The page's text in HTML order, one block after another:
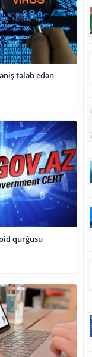
tələb edən
qurğusu